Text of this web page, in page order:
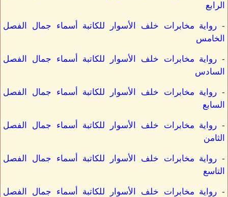
الرابع
- رواية مخابرات خلف الأسوار للكاتبة أسماء جمال الفصل
الخامس
- رواية مخابرات خلف الأسوار للكاتبة أسماء جمال الفصل
السادس
- رواية مخابرات خلف الأسوار للكاتبة أسماء جمال الفصل
السابع
- رواية مخابرات خلف الأسوار للكاتبة أسماء جمال الفصل
الثامن
- رواية مخابرات خلف الأسوار للكاتبة أسماء جمال الفصل
التاسع
- رواية مخابرات خلف الأسوار للكاتبة أسماء جمال الفصل